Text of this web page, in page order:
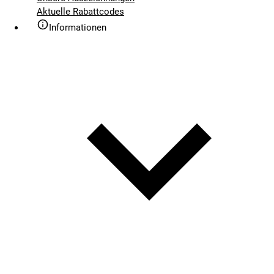
Aktuelle Rabattcodes
Informationen